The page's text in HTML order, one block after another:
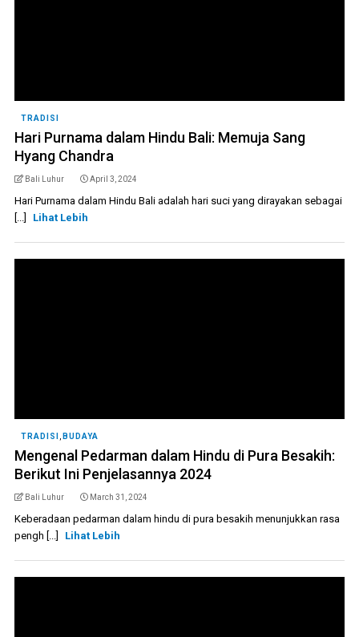
TRADISI
Hari Purnama dalam Hindu Bali: Memuja Sang
Hyang Chandra
Bali Luhur April 3, 2024
Hari Purnama dalam Hindu Bali adalah hari suci yang dirayakan sebagai
[...]
Lihat Lebih
TRADISI BUDAYA
Mengenal Pedarman dalam Hindu di Pura Besakih:
Berikut Ini Penjelasannya 2024
Bali Luhur March 31, 2024
Keberadaan pedarman dalam hindu di pura besakih menunjukkan rasa
pengh [...]
Lihat Lebih